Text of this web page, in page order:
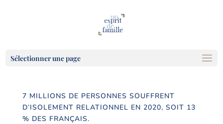
Sélectionner une page
7 MILLIONS DE PERSONNES SOUFFRENT
D’ISOLEMENT RELATIONNEL EN 2020, SOIT 13
% DES FRANÇAIS.